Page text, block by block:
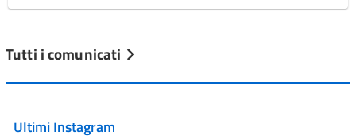
Tutti i comunicati
Ultimi Instagram